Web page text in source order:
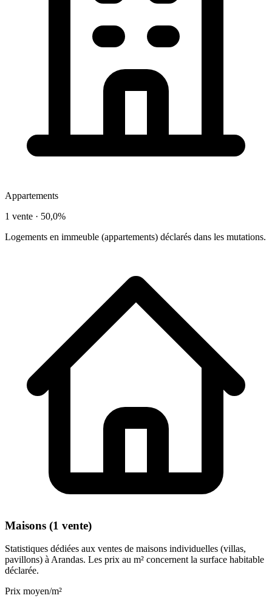
Appartements
1 vente · 50,0%
Logements en immeuble (appartements) déclarés dans les mutations.
Maisons (1 vente)
Statistiques dédiées aux ventes de maisons individuelles (villas,
pavillons) à Arandas. Les prix au m² concernent la surface habitable
déclarée.
Prix moyen/m²